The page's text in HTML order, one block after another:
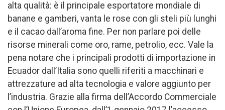
alta qualità: è il principale esportatore mondiale di
banane e gamberi, vanta le rose con gli steli più lunghi
e il cacao dall’aroma fine. Per non parlare poi delle
risorse minerali come oro, rame, petrolio, ecc. Vale la
pena notare che i principali prodotti di importazione in
Ecuador dall’Italia sono quelli riferiti a macchinari e
attrezzature ad alta tecnologia e valore aggiunto per
l’industria. Grazie alla firma dell’Accordo Commerciale